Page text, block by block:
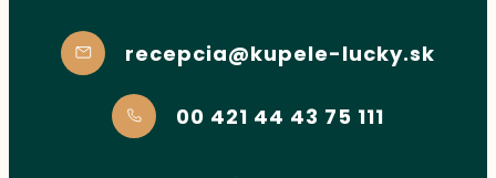
recepcia@kupele-lucky.sk
00 421 44 43 75 111